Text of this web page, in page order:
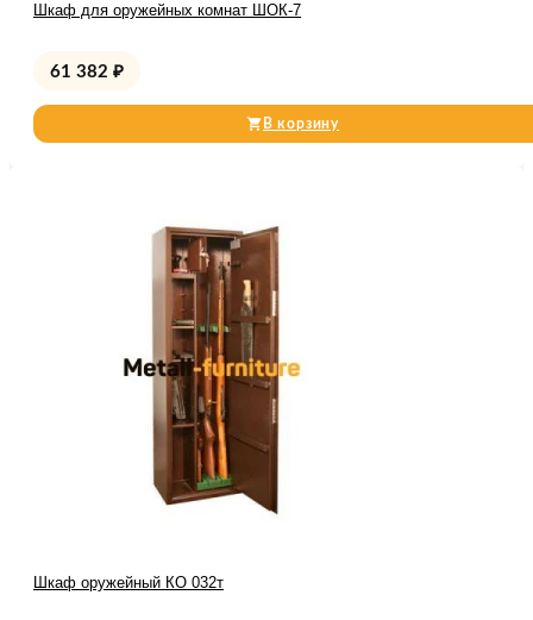
Шкаф для оружейных комнат ШОК-7
61 382 ₽
В корзину
Шкаф оружейный КО 032т